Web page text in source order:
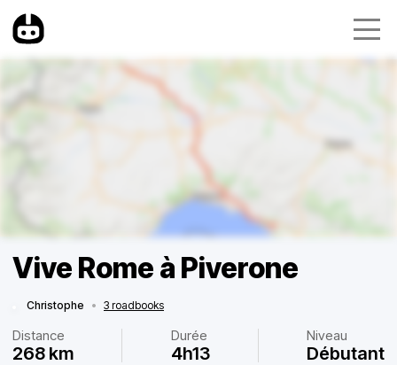
Vive Rome à Piverone
Christophe • 3 roadbooks
Distance
268 km
Durée
4h13
Niveau
Débutant